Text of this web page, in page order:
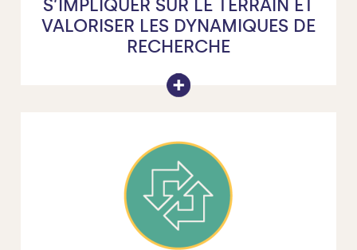
à condition que nous les accompagnions.
n’avons pas toutes les réponses : seulement
ensemble au « coup d’après ». Nous
S’IMPLIQUER SUR LE TERRAIN ET
VALORISER LES DYNAMIQUES DE
RECHERCHE